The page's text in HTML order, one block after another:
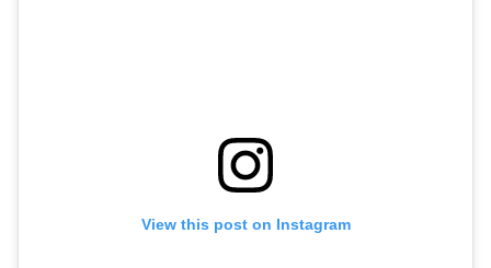
View this post on Instagram